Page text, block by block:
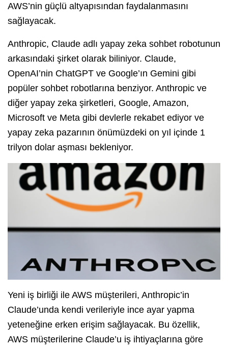
AWS’nin güçlü altyapısından faydalanmasını
sağlayacak.
Anthropic, Claude adlı yapay zeka sohbet robotunun
arkasındaki şirket olarak biliniyor. Claude,
OpenAI’nin ChatGPT ve Google’ın Gemini gibi
popüler sohbet robotlarına benziyor. Anthropic ve
diğer yapay zeka şirketleri, Google, Amazon,
Microsoft ve Meta gibi devlerle rekabet ediyor ve
yapay zeka pazarının önümüzdeki on yıl içinde 1
trilyon dolar aşması bekleniyor.
Yeni iş birliği ile AWS müşterileri, Anthropic’in
Claude’unda kendi verileriyle ince ayar yapma
yeteneğine erken erişim sağlayacak. Bu özellik,
AWS müşterilerine Claude’u iş ihtiyaçlarına göre